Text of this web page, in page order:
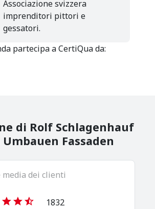
Associazione svizzera
imprenditori pittori e
gessatori.
partecipa a CertiQua da:
di Rolf Schlagenhauf
Fassaden
dei clienti
1832